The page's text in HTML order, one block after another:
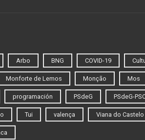
Arbo BNG COVID-19
Monforte de Lemos Monção Mos
programación PSdeG PSdeG-
Tui valença Viana do Castelo